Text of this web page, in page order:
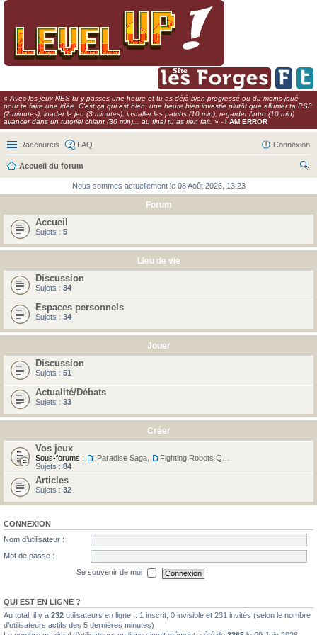
« Avec les jeux NES tu y passes une heure et tu as déjà bien progressé ou du moins joué
pour te faire une idée. C'est ça qui est bien, une heure bien investie plutôt que allumer ta PS3
(2 minutes), loader le jeu (3 minutes), installer les patchs (10 min), regarder l'intro (10 min)
avancer dans un tutoriel chiant (30 min)... au final tu as rien fait. » - I AM ERROR
Raccourcis FAQ Connexion
Accueil du forum
ch
Nous sommes actuellement le 08 Août 2026, 13:23
Forum
Accueil
Sujets : 5
Lieu de vie
Discussion
Sujets : 34
Espaces personnels
Sujets : 34
Jouer
Discussion
Sujets : 51
Actualité/Débats
Sujets : 33
Créer
Vos jeux
Sous-forums : IParadise Saga
Sujets : 84
Articles
Sujets : 32
CONNEXION
Nom d’utilisateur :
Mot de passe :
Se souvenir de moi
QUI EST EN LIGNE ?
Au total, il y a 232 utilisateurs en ligne :: 1 inscrit, 0 invisible et 231 invités (selon le nombre
d’utilisateurs actifs des 5 dernières minutes)